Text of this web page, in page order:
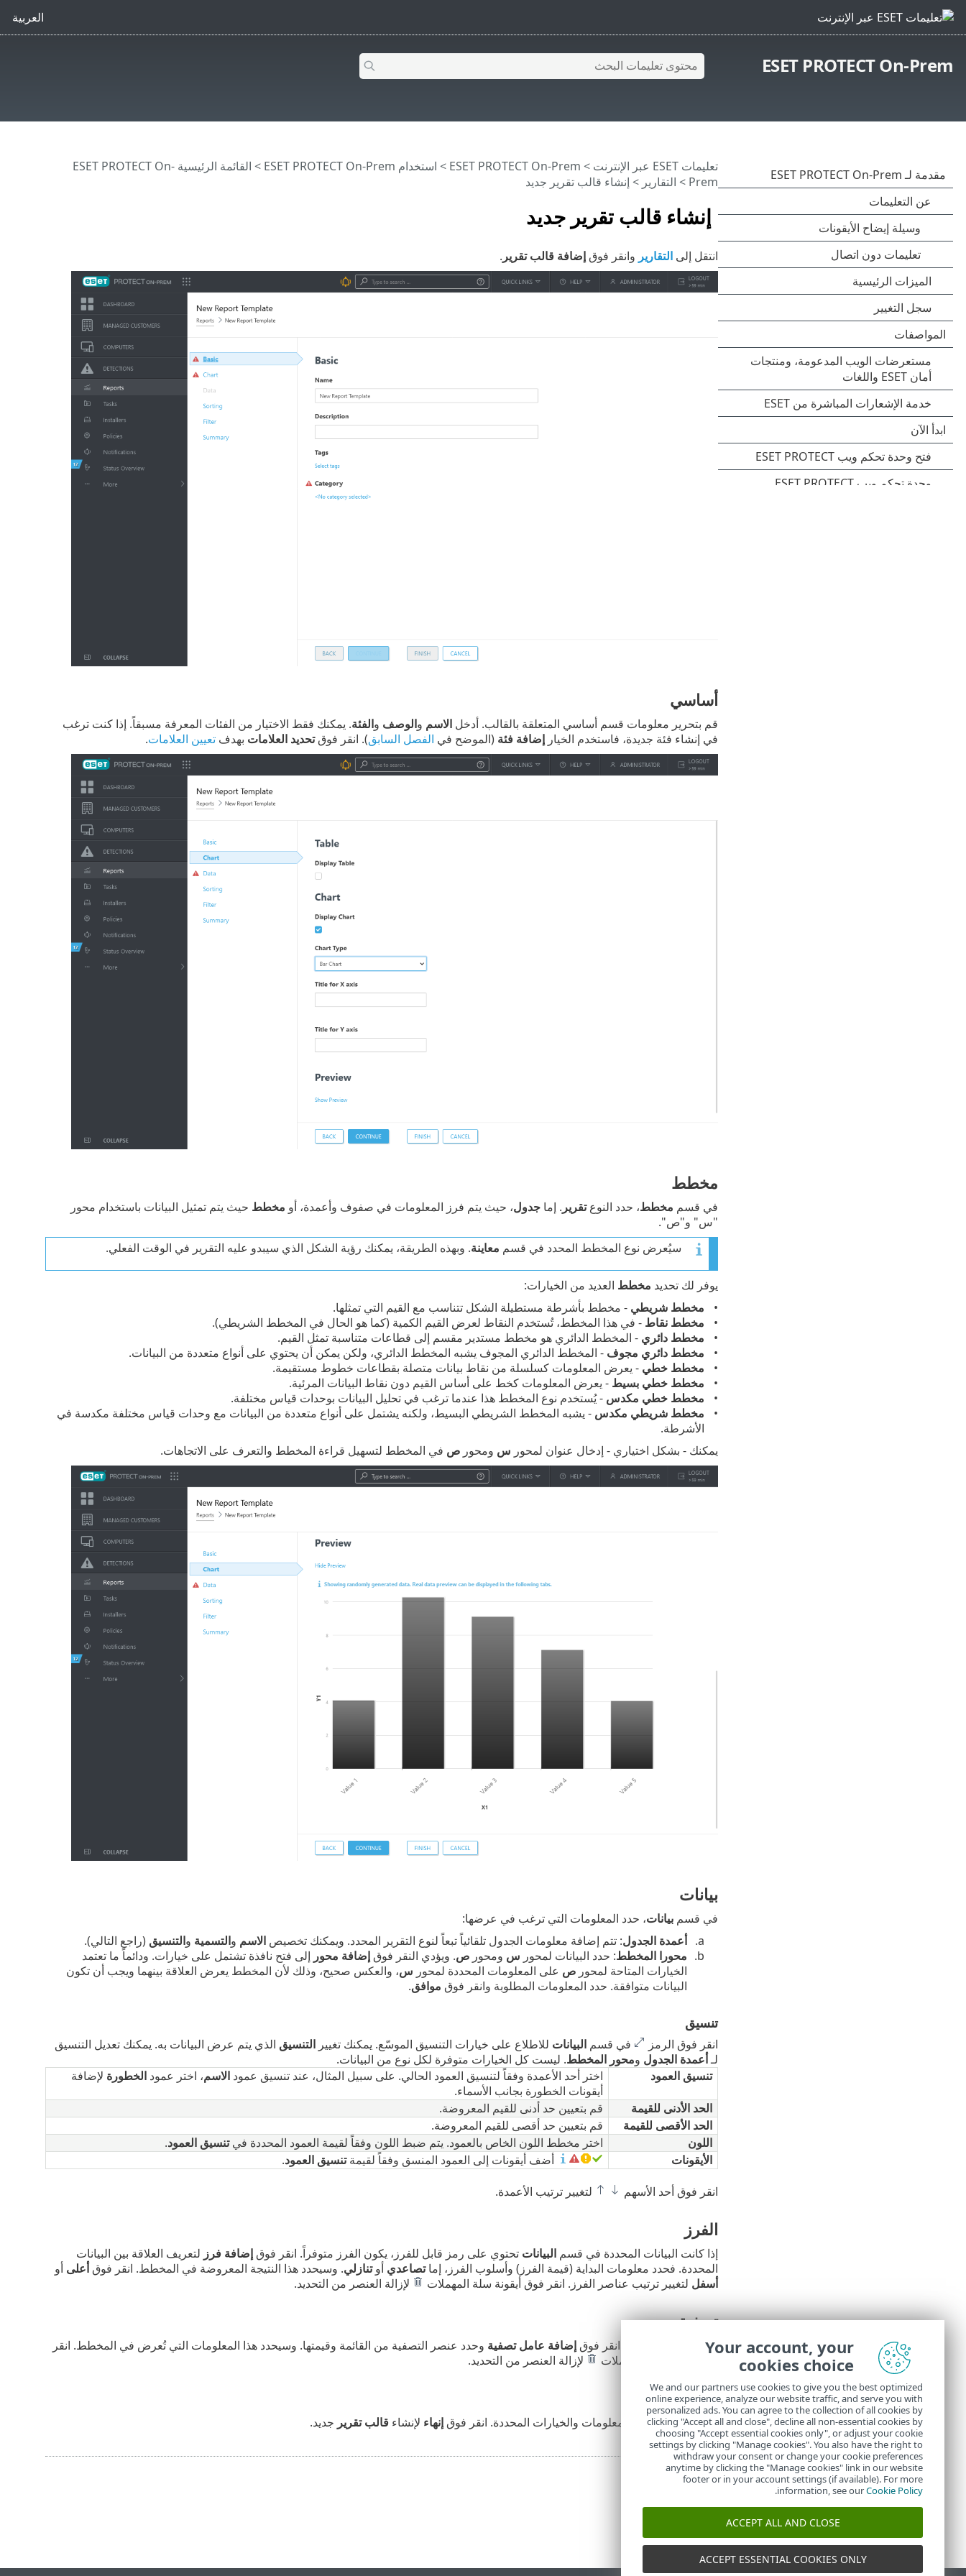
العربية
ESET PROTECT On-Prem
إنشاء قالب تقرير جديد
تعليمات ESET عبر الإنترنت >
ESET PROTECT On-Prem
> استخدام ‎ESET PROTECT On-Prem >
القائمة الرئيسية ESET PROTECT On-
Prem
> التقارير > إنشاء قالب تقرير جديد
انتقل إلى التقارير وانقر فوقإضافة قالب تقرير .
أساسي
قم بتحرير معلومات قسم أساسي المتعلقة بالقالب. أدخل الاسم والوصف والفئة. يمكنك فقط الاختيار من الفئات المعرفة مسبقاً. إذا كنت ترغب
في إنشاء فئة جديدة، فاستخدم الخيار إضافة فئة (الموضح في الفصل السابق). انقر فوقتحديد العلامات بهدف تعيين العلامات.
مخطط
في قسم مخطط، حدد النوعتقرير . إما جدول، حيث يتم فرز المعلومات في صفوف وأعمدة، أو مخطط حيث يتم تمثيل البيانات باستخدام محور
"س" و"ص".
سيُعرض نوع المخطط المحدد في قسم معاينة. وبهذه الطريقة، يمكنك رؤية الشكل الذي سيبدو عليه التقرير في الوقت الفعلي.
يوفر لك تحديد مخطط العديد من الخيارات:
مخطط شريطي - مخطط بأشرطة مستطيلة الشكل تتناسب مع القيم التي تمثلها.
مخطط نقاط - في هذا المخطط، تُستخدم النقاط لعرض القيم الكمية (كما هو الحال في المخطط الشريطي).
مخطط دائري - المخطط الدائري هو مخطط مستدير مقسم إلى قطاعات متناسبة تمثل القيم.
مخطط دائري مجوف - المخطط الدائري المجوف يشبه المخطط الدائري، ولكن يمكن أن يحتوي على أنواع متعددة من البيانات.
مخطط خطي - يعرض المعلومات كسلسلة من نقاط بيانات متصلة بقطاعات خطوط مستقيمة.
مخطط خطي بسيط - يعرض المعلومات كخط على أساس القيم دون نقاط البيانات المرئية.
مخطط خطي مكدس - يُستخدم نوع المخطط هذا عندما ترغب في تحليل البيانات بوحدات قياس مختلفة.
مخطط شريطي مكدس - يشبه المخطط الشريطي البسيط، ولكنه يشتمل على أنواع متعددة من البيانات مع وحدات قياس مختلفة مكدسة في
الأشرطة.
يمكنك - بشكل اختياري - إدخال عنوان لمحور س ومحور ص في المخطط لتسهيل قراءة المخطط والتعرف على الاتجاهات.
بيانات
في قسم بيانات، حدد المعلومات التي ترغب في عرضها:
أعمدة الجدول: تتم إضافة معلومات الجدول تلقائياً تبعاً لنوع التقرير المحدد. ويمكنك تخصيص الاسم والتسمية والتنسيق (راجع التالي).
محورا المخطط: حدد البيانات لمحور س ومحور ص. ويؤدي النقر فوقإضافة محور إلى فتح نافذة تشتمل على خيارات. ودائماً ما تعتمد
الخيارات المتاحة لمحور ص على المعلومات المحددة لمحور س، والعكس صحيح، وذلك لأن المخطط يعرض العلاقة بينهما ويجب أن تكون
البيانات متوافقة. حدد المعلومات المطلوبة وانقر فوق موافق.
تنسيق
انقر فوق الرمز في قسم البيانات للاطلاع على خيارات التنسيق الموسّع. يمكنك تغيير التنسيق الذي يتم عرض البيانات به. يمكنك تعديل التنسيق
لـأعمدة الجدول ومحور المخطط. ليست كل الخيارات متوفرة لكل نوع من البيانات.
تنسيق العمود
اختر أحد الأعمدة وفقاً لتنسيق العمود الحالي. على سبيل المثال، عند تنسيق عمود الاسم، اختر عمود الخطورة لإضافة
أيقونات الخطورة بجانب الأسماء.
الحد الأدنى للقيمة
قم بتعيين حد أدنى للقيم المعروضة.
الحد الأقصى للقيمة
قم بتعيين حد أقصى للقيم المعروضة.
اللون
اختر مخطط اللون الخاص بالعمود. يتم ضبط اللون وفقاً لقيمة العمود المحددة فيتنسيق العمود.
الأيقونات
أضف أيقونات إلى العمود المنسق وفقاً لقيمةتنسيق العمود.
انقر فوق أحد الأسهم
لتغيير ترتيب الأعمدة.
الفرز
إذا كانت البيانات المحددة في قسم البيانات تحتوي على رمز قابل للفرز، يكون الفرز متوفراً. انقر فوقإضافة فرز لتعريف العلاقة بين البيانات
المحددة. فحدد معلومات البداية (قيمة الفرز) وأسلوب الفرز، إماتصاعدي أوتنازلي. وسيحدد هذا النتيجة المعروضة في المخطط. انقر فوقأعلى أو
أسفل لتغيير ترتيب عناصر الفرز. انقر فوق أيقونة سلة المهملات لإزالة العنصر من التحديد.
تصفية
حدد أسلوب التصفية. انقر فوقإضافة عامل تصفية وحدد عنصر التصفية من القائمة وقيمتها. وسيحدد هذا المعلومات التي تُعرض في المخطط. انقر
فوق أيقونة سلة المهملات
لإزالة العنصر من التحديد.
ملخص
فيالملخص، راجع المعلومات والخيارات المحددة. انقر فوقإنهاء لإنشاء قالب تقرير جديد.
Your account, your
cookies choice
We and our partners use cookies to give you the best optimized
online experience, analyze our website traffic, and serve you with
personalized ads. You can agree to the collection of all cookies by
clicking "Accept all and close", decline all non-essential cookies by
choosing "Accept essential cookies only", or adjust your cookie
settings by clicking "Manage cookies". You also have the right to
withdraw your consent or change your cookie preferences
anytime by clicking the "Manage cookies" link in our website
footer or in your account settings (if available). For more
information, see ourCookie Policy
.
ACCEPT ALL AND CLOSE
ACCEPT ESSENTIAL COOKIES ONLY